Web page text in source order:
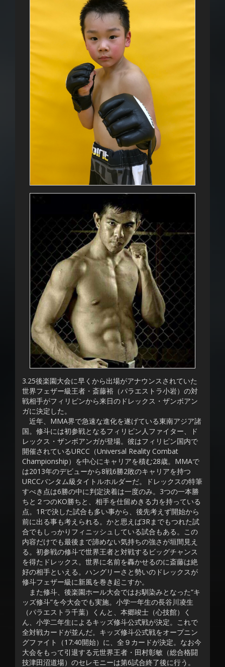
3.25後楽園大会に早くから出場がアナウンスされていた
世界フェザー級王者・斎藤裕（パラエストラ小岩）の対
戦相手がフィリピンから来日のドレックス・ザンボアン
ガに決定した。
近年、MMA界で急速な進化を遂げている東南アジア諸
国。修斗には初参戦となるフィリピン人ファイター、ド
レックス・ザンボアンガが登場。彼はフィリピン国内で
開催されているURCC（Universal Reality Combat
Championship）を中心にキャリアを積む28歳。MMAで
は2013年のデビューから8戦6勝2敗のキャリアを持つ
URCCバンタム級タイトルホルダーだ。ドレックスの特筆
すべき点は6勝の中に判定決着は一度のみ。3つの一本勝
ちと２つのKO勝ちと、相手を仕留めきる力を持っている
点。1Rで決した試合も多い事から、後先考えず開始から
前に出る事も考えられる。かと思えば3Rまでもつれた試
合でもしっかりフィニッシュしている試合もある。この
内容だけでも最後まで諦めない気持ちの強さが垣間見え
る。初参戦の修斗で世界王者と対戦するビッグチャンス
を得たドレックス。世界に名前を轟かせるのに斎藤は絶
好の相手といえる。ハングリーさと勢いのドレックスが
修斗フェザー級に新風を巻き起こすか。
また修斗、後楽園ホール大会ではお馴染みとなった“キ
ッズ修斗”を今大会でも実施。小学一年生の長谷川凌生
（パラエストラ千葉）くんと、本郷竣士（心技館）く
ん、小学二年生によるキッズ修斗公式戦が決定。これで
全対戦カードが並んだ。キッズ修斗公式戦をオープニン
グファイト（17:40開始）に、全９カードが決定。なお今
大会をもって引退する元世界王者・田村彰敏（総合格闘
技津田沼道場）のセレモニーは第6試合終了後に行う。